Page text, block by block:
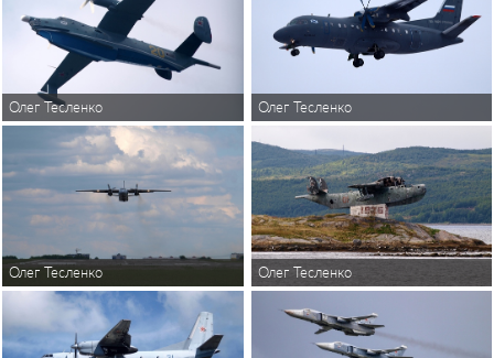
Олег Тесленко Олег Тесленко
Олег Тесленко Олег Тесленко